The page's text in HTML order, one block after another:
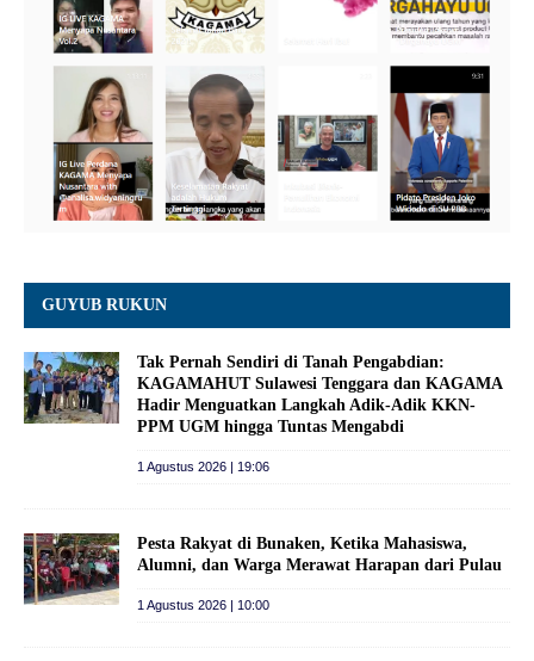
GUYUB RUKUN
Tak Pernah Sendiri di Tanah Pengabdian:
KAGAMAHUT Sulawesi Tenggara dan KAGAMA
Hadir Menguatkan Langkah Adik-Adik KKN-
PPM UGM hingga Tuntas Mengabdi
1 Agustus 2026 | 19:06
Pesta Rakyat di Bunaken, Ketika Mahasiswa,
Alumni, dan Warga Merawat Harapan dari Pulau
1 Agustus 2026 | 10:00